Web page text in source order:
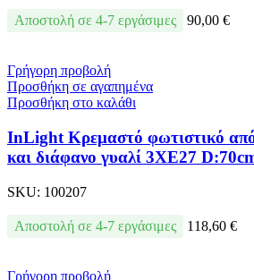
Αποστολή σε 4-7 εργάσιμες 90,00 €
Γρήγορη προβολή
Προσθήκη σε αγαπημένα
Προσθήκη στο καλάθι
InLight Κρεμαστό φωτιστικό
και διάφανο γυαλί 3XE27
SKU: 100207
Αποστολή σε 4-7 εργάσιμες 118,60 €
Γρήγορη προβολή